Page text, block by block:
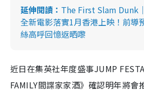
延伸閱讀： The First Slam Dunk
全新電影落實1月香港上映！前導
絲高呼回憶返晒嚟
近日在集英社年度盛事JUMP
FAMILY間諜家家酒》確認明年將會